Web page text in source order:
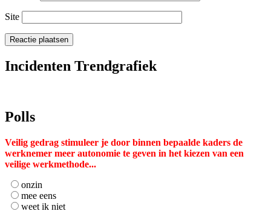
Site
Incidenten Trendgrafiek
Polls
Veilig gedrag stimuleer je door binnen bepaalde kaders de
werknemer meer autonomie te geven in het kiezen van een
veilige werkmethode...
onzin
mee eens
weet ik niet